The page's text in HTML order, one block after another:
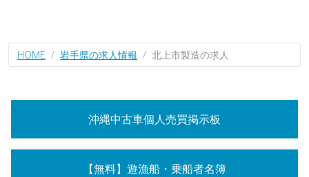
HOME 岩手県の求人情報 北上市製造の求人
沖縄中古車個人売買掲示板
【無料】遊漁船・乗船者名簿